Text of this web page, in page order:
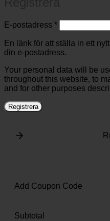
E-postadress *Obligatoriskt
En länk för att ställa in ett
din e-postadress.
Your personal data will be
throughout this website, to
and for other purposes
Registrera
Add Coupon Code
Subtotal